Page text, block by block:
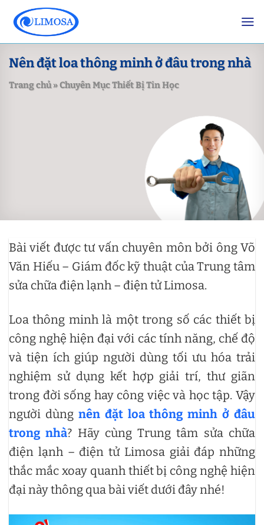
content
Nên đặt loa thông minh ở đâu trong nhà
Trang chủ»Chuyên Mục Thiết Bị Tin Học
Bài viết được tư vấn chuyên môn bởi ông Võ
Văn Hiếu – Giám đốc kỹ thuật của Trung tâm
sửa chữa điện lạnh – điện tử Limosa.
Loa thông minh là một trong số các thiết bị
công nghệ hiện đại với các tính năng, chế độ
và tiện ích giúp người dùng tối ưu hóa trải
nghiệm sử dụng kết hợp giải trí, thư giãn
trong đời sống hay công việc và học tập. Vậy
người dùng nên đặt loa thông minh ở đâu
trong nhà? Hãy cùng Trung tâm sửa chữa
điện lạnh – điện tử Limosa giải đáp những
thắc mắc xoay quanh thiết bị công nghệ hiện
đại này thông qua bài viết dưới đây nhé!